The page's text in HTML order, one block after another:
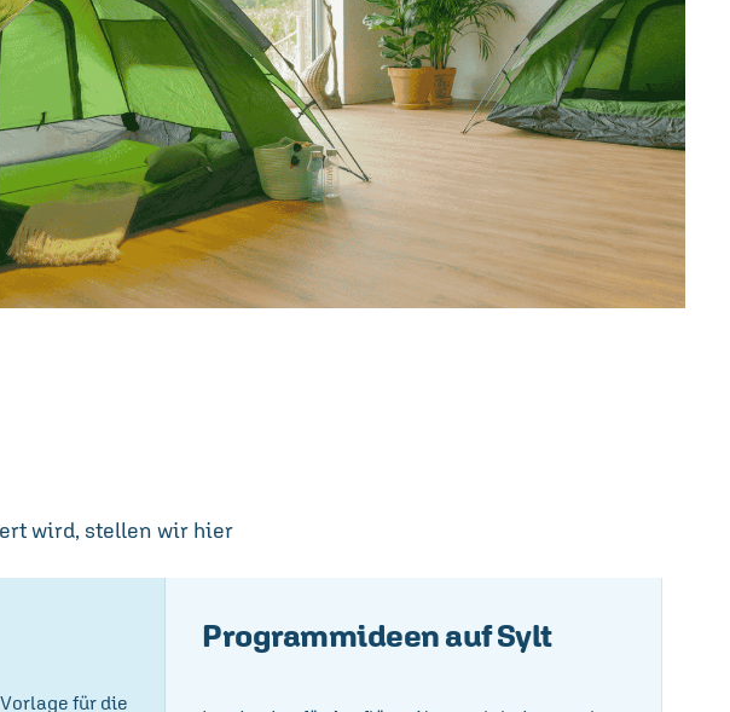
wird, stellen wir hier
für die
Programmideen auf Sylt